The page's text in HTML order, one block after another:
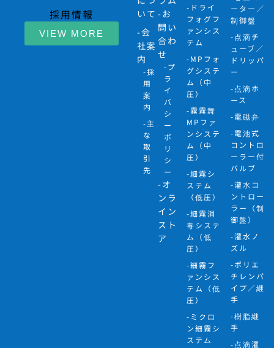
採用情報
VIEW MORE
いて
-会
社案
内
-採
用
案
内
-主
な
取
引
先
-お
問い
合わ
せ
-プ
ラ
イ
バ
シ
ー
ポ
リ
シ
ー
-オ
ンラ
イン
スト
ア
-ドライ
フォグフ
ァンシス
テム
-MPフォ
グシステ
ム（中
圧）
-霧霧舞
MPファ
ンシステ
ム（中
圧）
-細霧シ
ステム
（低圧）
-細霧消
毒システ
ム（低
圧）
-細霧フ
ァンシス
テム（低
圧）
-ミクロ
ン細霧シ
ステム
ーター／
制御盤
-点滴チ
ューブ／
ドリッパ
ー
-点滴ホ
ース
-電磁弁
-電池式
コントロ
ーラー付
バルブ
-灌水コ
ントロー
ラー（制
御盤）
-灌水ノ
ズル
-ポリエ
チレンパ
イプ／継
手
-樹脂継
手
-点滴灌